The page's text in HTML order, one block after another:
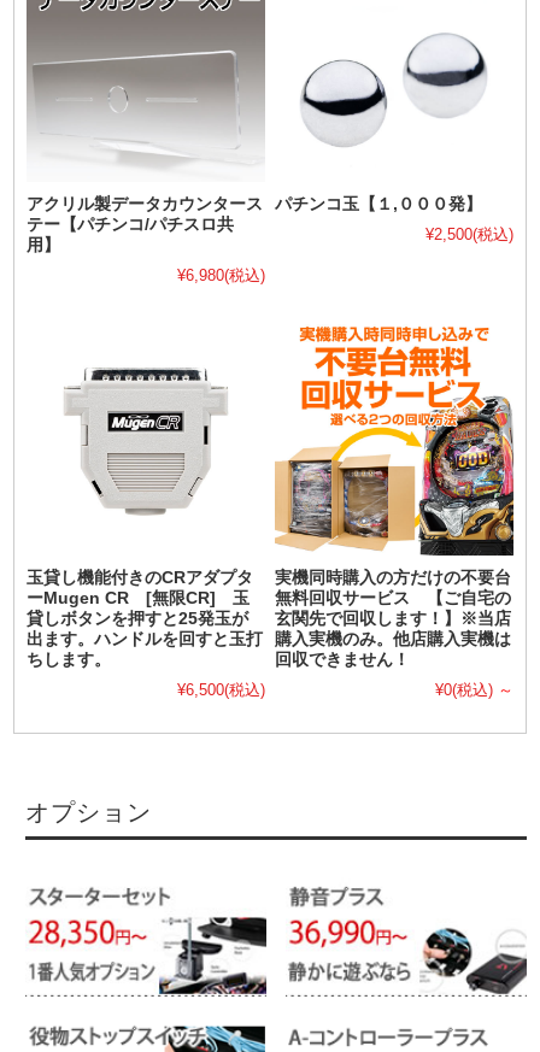
アクリル製データカウンタース
テー【パチンコ/パチスロ共
用】
¥6,980(税込)
パチンコ玉【１,０００発】
¥2,500(税込)
玉貸し機能付きのCRアダプタ
ーMugen CR [無限CR] 玉
貸しボタンを押すと25発玉が
出ます。ハンドルを回すと玉打
ちします。
¥6,500(税込)
実機同時購入の方だけの不要台
無料回収サービス 【ご自宅の
玄関先で回収します！】※当店
購入実機のみ。他店購入実機は
回収できません！
¥0(税込) ～
オプション